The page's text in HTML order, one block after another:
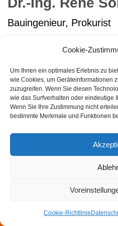
Cookie-
Um Ihnen ein optimales Erlebnis zu
wie Cookies, um Geräteinformationen
zuzugreifen. Wenn Sie diesen
wie das Surfverhalten oder eindeutige
Wenn Sie Ihre Zustimmung nicht
bestimmte Merkmale und Funktionen
Cookie-Richtlinie
Bauingenieur, Prokurist
Neve|